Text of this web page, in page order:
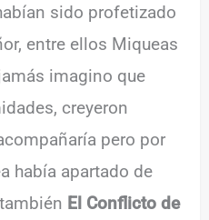
sido profetizado
entre ellos Miqueas
imagino que
creyeron
pero por
había apartado de
El Conflicto de